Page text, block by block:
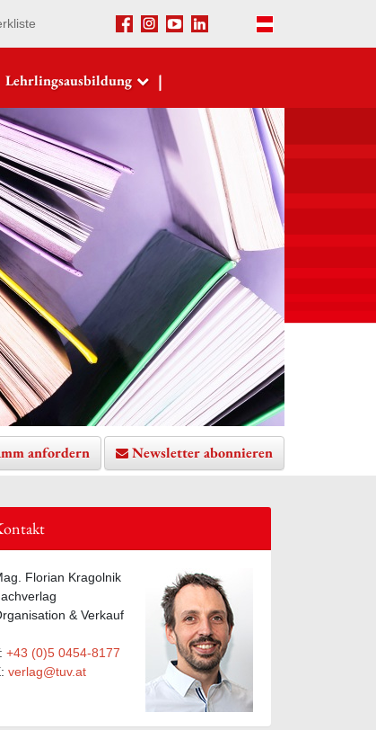
Facebook
Instagram
YoutubeLinkedIn Deutsch
Lehrlingsausbildung |
anfordern Newsletter abonnieren
Florian Kragolnik
& Verkauf
+43 (0)5 0454-8177
verlag@tuv.at